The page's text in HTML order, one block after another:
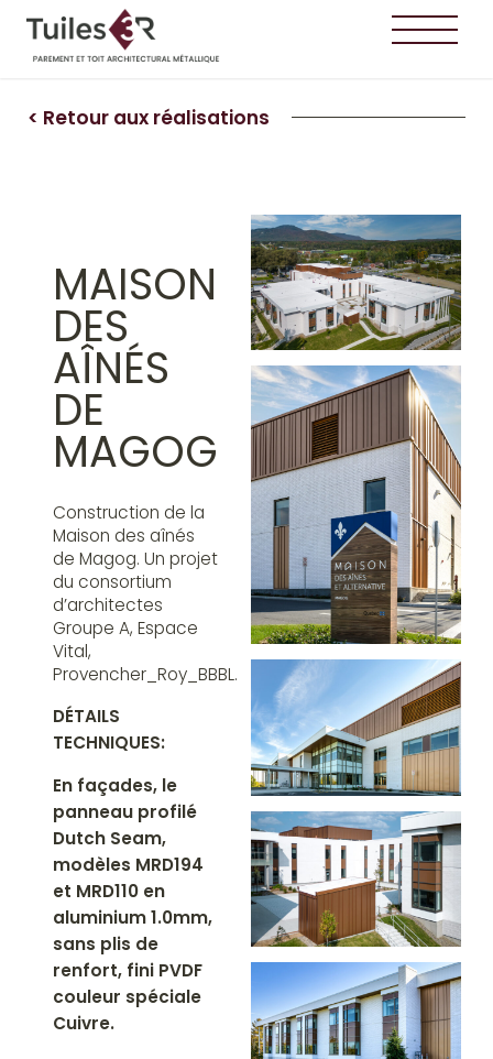
< Retour aux réalisations
MAISON
DES
AÎNÉS
DE
MAGOG
Construction de la
Maison des aînés
de Magog. Un projet
du consortium
d’architectes
Groupe A, Espace
Vital,
Provencher_Roy_BBBL.
DÉTAILS
TECHNIQUES:
En façades, le
panneau profilé
Dutch Seam,
modèles MRD194
et MRD110 en
aluminium 1.0mm,
sans plis de
renfort, fini PVDF
couleur spéciale
Cuivre.